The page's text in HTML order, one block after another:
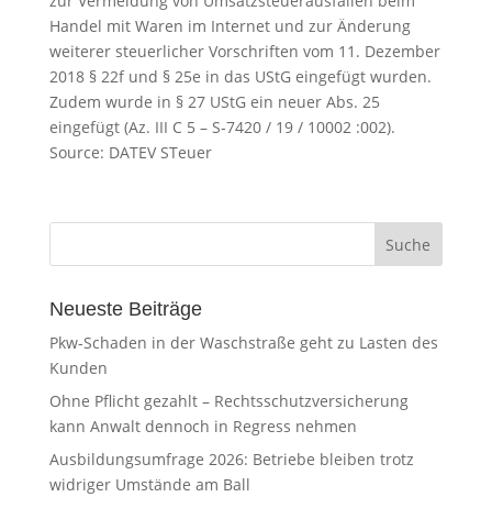
Handel mit Waren im Internet und zur Änderung
weiterer steuerlicher Vorschriften vom 11. Dezember
2018 § 22f und § 25e in das UStG eingefügt wurden.
Zudem wurde in § 27 UStG ein neuer Abs. 25
eingefügt (Az. III C 5 – S-7420 / 19 / 10002 :002).
Source: DATEV STeuer
Neueste Beiträge
Pkw-Schaden in der Waschstraße geht zu Lasten des
Kunden
Ohne Pflicht gezahlt – Rechtsschutzversicherung
kann Anwalt dennoch in Regress nehmen
Ausbildungsumfrage 2026: Betriebe bleiben trotz
widriger Umstände am Ball